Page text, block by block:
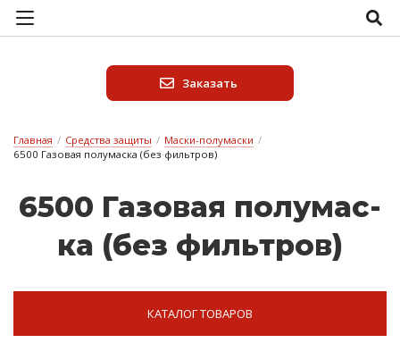
Заказать
Главная / Средства защиты / Маски-полумаски /
6500 Газовая полумаска (без фильтров)
6500 Га­зо­вая по­лу­мас­
ка (без филь­тров)
КАТАЛОГ ТОВАРОВ